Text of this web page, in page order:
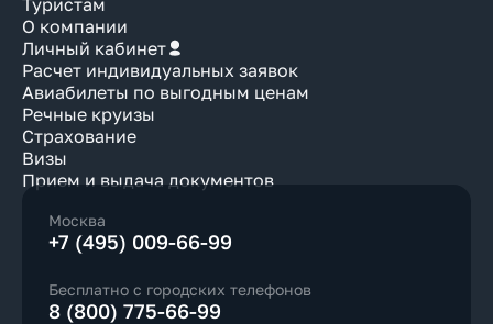
Туристам
О компании
Личный кабинет
Расчет индивидуальных заявок
Авиабилеты по выгодным ценам
Речные круизы
Страхование
Визы
Прием и выдача документов
Москва
+7 (495) 009-66-99
Бесплатно с городских телефонов
8 (800) 775-66-99